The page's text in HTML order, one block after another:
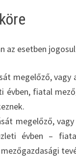
az esetben
megelőző, vagy
fiatal
megelőző,
évben –